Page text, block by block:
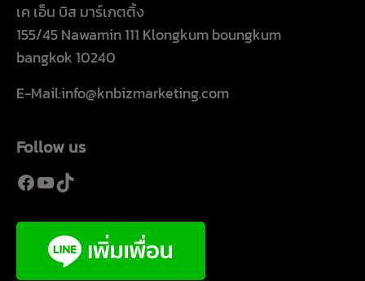
เค เอ็น บิส มาร์เกตติ้ง
155/45 Nawamin 111 Klongkum boungkum
bangkok 10240
E-Mail:info@knbizmarketing.com
Follow us
Facebook
YouTube
TikTok